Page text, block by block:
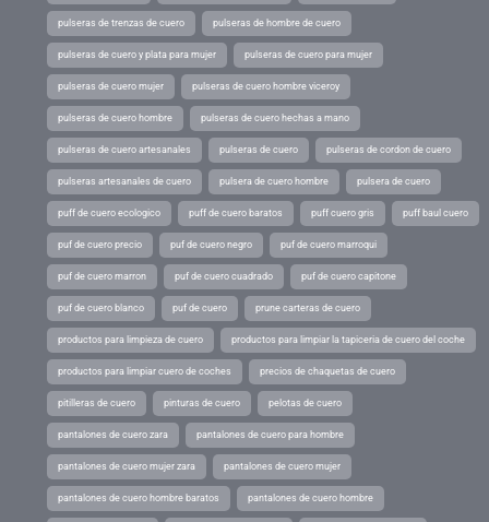
pulseras de trenzas de cuero pulseras de hombre de cuero
pulseras de cuero y plata para mujer pulseras de cuero para mujer
pulseras de cuero mujer pulseras de cuero hombre viceroy
pulseras de cuero hombre pulseras de cuero hechas a mano
pulseras de cuero artesanales pulseras de cuero pulseras de cordon de cuero
pulseras artesanales de cuero pulsera de cuero hombre pulsera de cuero
puff de cuero ecologico puff de cuero baratos puff cuero gris puff baul cuero
puf de cuero precio puf de cuero negro puf de cuero marroqui
puf de cuero marron puf de cuero cuadrado puf de cuero capitone
puf de cuero blanco puf de cuero prune carteras de cuero
productos para limpieza de cuero productos para limpiar la tapiceria de cuero del coche
productos para limpiar cuero de coches precios de chaquetas de cuero
pitilleras de cuero pinturas de cuero pelotas de cuero
pantalones de cuero zara pantalones de cuero para hombre
pantalones de cuero mujer zara pantalones de cuero mujer
pantalones de cuero hombre baratos pantalones de cuero hombre